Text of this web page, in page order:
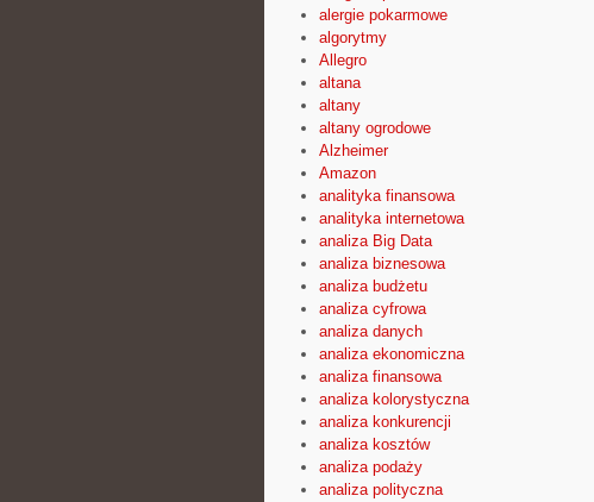
alergie pokarmowe
algorytmy
Allegro
altana
altany
altany ogrodowe
Alzheimer
Amazon
analityka finansowa
analityka internetowa
analiza Big Data
analiza biznesowa
analiza budżetu
analiza cyfrowa
analiza danych
analiza ekonomiczna
analiza finansowa
analiza kolorystyczna
analiza konkurencji
analiza kosztów
analiza podaży
analiza polityczna